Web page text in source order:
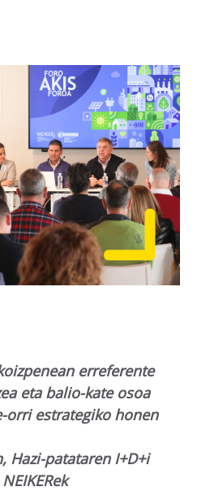
erreferente
eta balio-kate osoa
orri estrategiko honen
Hazi-patataren I+D+i